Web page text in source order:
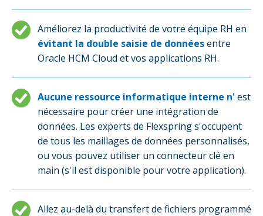
Améliorez la productivité de votre équipe RH en
évitant la double saisie de donnéesentre
Oracle HCM Cloud et vos applications RH.
Aucune ressource informatique interne n'est
nécessaire pour créer une intégration de
données. Les experts de Flexspring s'occupent
de tous les maillages de données personnalisés,
ou vous pouvez utiliser un connecteur clé en
main (s'il est disponible pour votre application).
Allez au-delà du transfert de fichiers programmé